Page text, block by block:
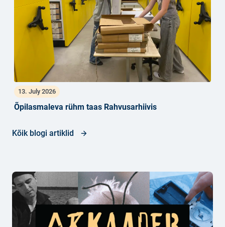
13. July 2026
Õpilasmaleva rühm taas Rahvusarhiivis
Kõik blogi artiklid